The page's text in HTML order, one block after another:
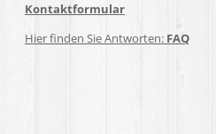
Kontaktformular
Hier finden Sie Antworten: FAQ